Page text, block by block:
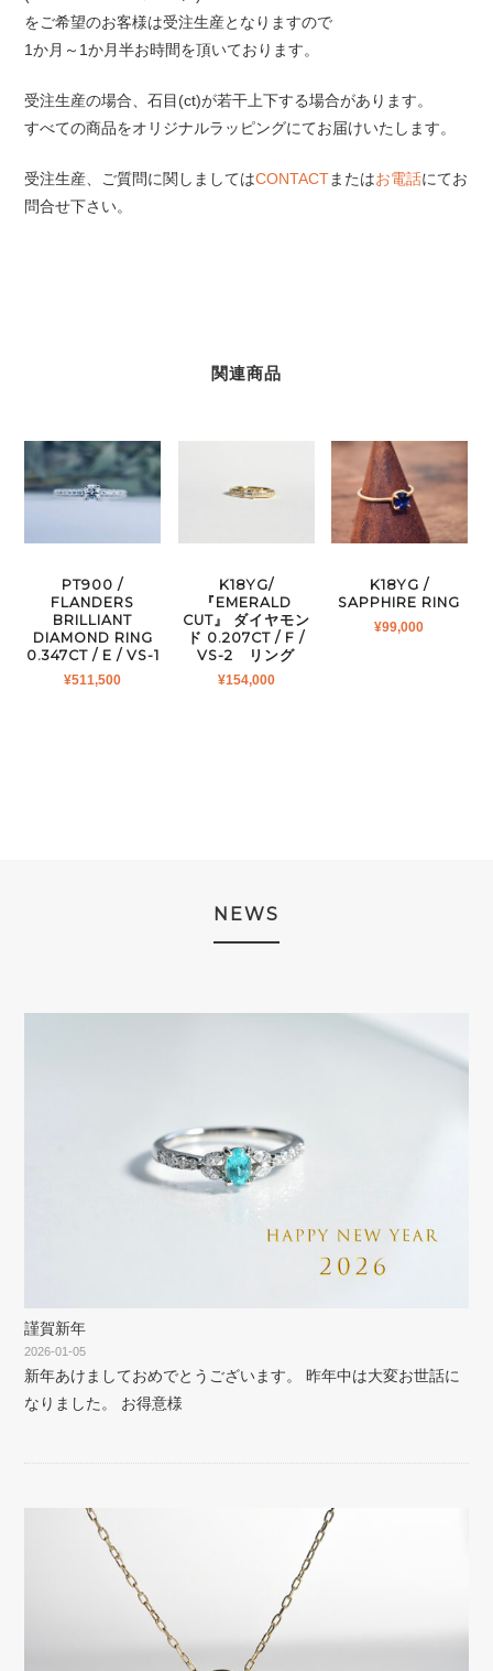
をご希望のお客様は受注生産となりますので
1か月～1か月半お時間を頂いております。
受注生産の場合、石目(ct)が若干上下する場合があります。
すべての商品をオリジナルラッピングにてお届けいたします。
受注生産、ご質問に関しましてはCONTACTまたはお電話にてお
問合せ下さい。
関連商品
PT900 /
FLANDERS
BRILLIANT
DIAMOND RING
0.347CT / E / VS-1
¥511,500
K18YG/
『EMERALD
CUT』 ダイヤモン
ド 0.207CT / F /
VS-2 リング
¥154,000
K18YG /
SAPPHIRE RING
¥99,000
NEWS
謹賀新年
2026-01-05
新年あけましておめでとうございます。 昨年中は大変お世話に
なりました。 お得意様